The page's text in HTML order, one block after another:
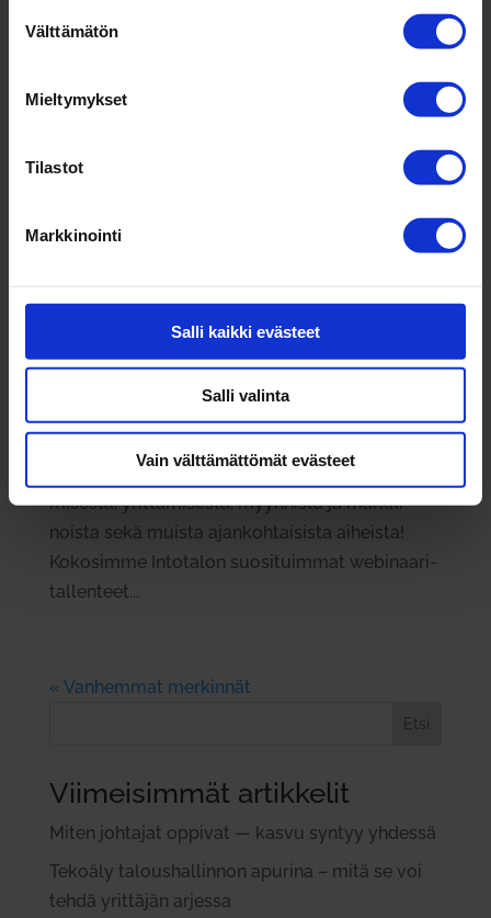
valinta
Välttämätön
Mieltymykset
Tilastot
Markkinointi
Salli kaikki evästeet
Salli valinta
Vain välttämättömät evästeet
Into­talon webi­naa­ri­tal­lenteet 2024 — kuun­te­lu­
mennessäulla|joulu 18, 2024|Johtajuus,Kaikki,
mi­sesta, yrit­tä­mi­sestä, myyn­nistä ja mark­ki­
noista sekä muista ajan­koh­tai­sista aiheista!
Koko­simme Into­talon suo­si­tuimmat webi­naa­ri­
tal­lenteet...
« Vanhemmat merkinnät
Etsi
Viimeisimmät artikkelit
Miten joh­tajat oppivat — kasvu syntyy yhdessä
Tekoäly talous­hal­linnon apurina – mitä se voi
tehdä yrit­täjän arjessa